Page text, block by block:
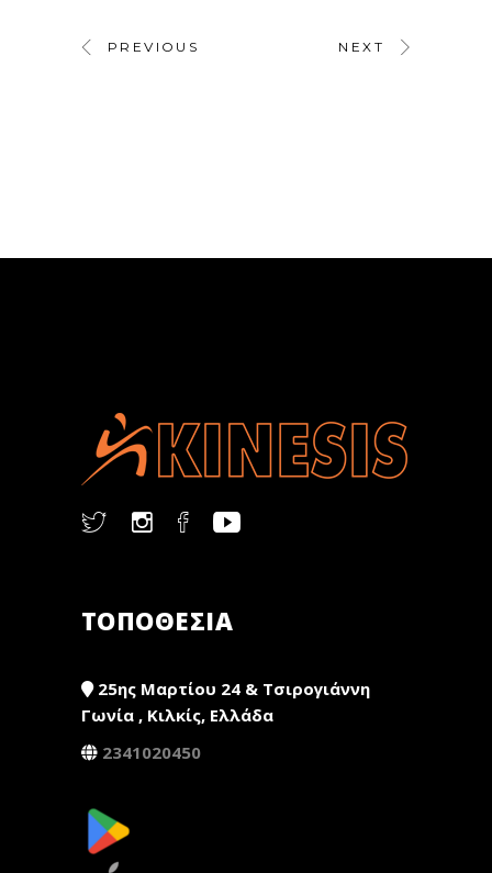
PREVIOUS NEXT
ΤΟΠΟΘΕΣΙΑ
25ης Μαρτίου 24 & Τσιρογιάννη
Γωνία , Κιλκίς, Ελλάδα
2341020450